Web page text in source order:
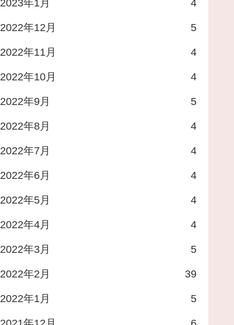
2023年1月 4
2022年12月 5
2022年11月 4
2022年10月 4
2022年9月 5
2022年8月 4
2022年7月 4
2022年6月 4
2022年5月 4
2022年4月 4
2022年3月 5
2022年2月 39
2022年1月 5